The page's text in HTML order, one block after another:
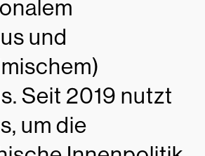
und
Seit 2019 nutzt
um die